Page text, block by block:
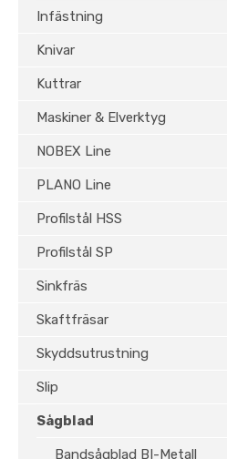
Infästning
Knivar
Kuttrar
Maskiner & Elverktyg
NOBEX Line
PLANO Line
Profilstål HSS
Profilstål SP
Sinkfräs
Skaftfräsar
Skyddsutrustning
Slip
Sågblad
Bandsågblad BI-Metall